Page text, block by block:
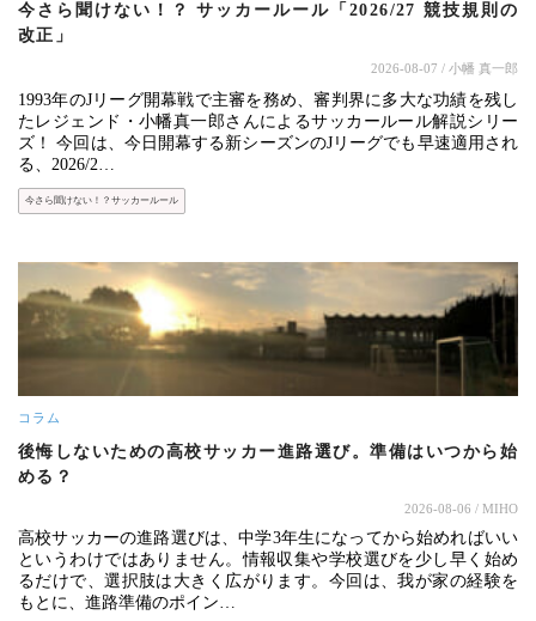
今さら聞けない！？ サッカールール「2026/27 競技規則の
改正」
2026-08-07 / 小幡 真一郎
1993年のJリーグ開幕戦で主審を務め、審判界に多大な功績を残し
たレジェンド・小幡真一郎さんによるサッカールール解説シリー
ズ！ 今回は、今日開幕する新シーズンのJリーグでも早速適用され
る、2026/2…
今さら聞けない！？サッカールール
コラム
後悔しないための高校サッカー進路選び。準備はいつから始
める？
2026-08-06 / MIHO
高校サッカーの進路選びは、中学3年生になってから始めればいい
というわけではありません。情報収集や学校選びを少し早く始め
るだけで、選択肢は大きく広がります。今回は、我が家の経験を
もとに、進路準備のポイン…